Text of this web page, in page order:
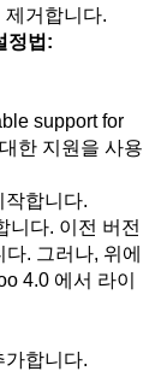
제거합니다.
정법:
support for
한 지원을 사용
작합니다.
니다. 이전 버전
. 그러나, 위에
4.0 에서 라이
가합니다.